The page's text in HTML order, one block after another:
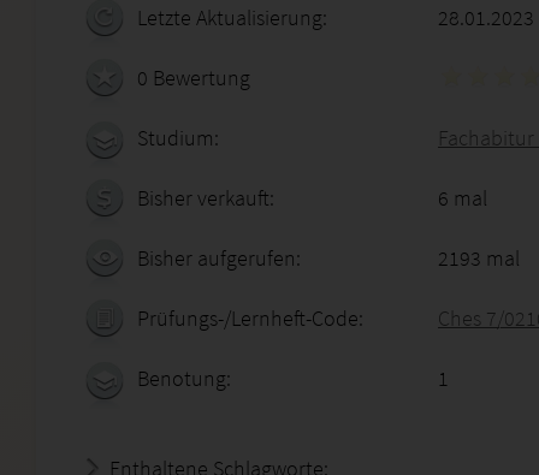
Letzte Aktualisierung: 28.01.2023
0 Bewertung
Studium: Fachabitur
Bisher verkauft: 6 mal
Bisher aufgerufen: 2193 mal
Prüfungs-/Lernheft-Code: Ches 7/
Benotung: 1
Enthaltene Schlagworte: